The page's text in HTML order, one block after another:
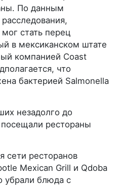
По данным
стать перец
в мексиканском штате
компанией Coast
что
бактерией Salmonella
незадолго до
рестораны
сети ресторанов
Mexican Grill и Qdoba
убрали блюда с